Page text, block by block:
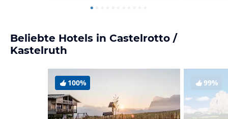
Beliebte Hotels in Castelrotto /
Kastelruth
100% 99%